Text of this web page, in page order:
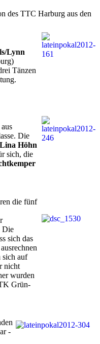
des TTC Harburg aus den
Lynn
Tänzen
aus
Die
Höhn
sich, die
die fünf
Die
sich das
sich auf
nicht
wurden
Grün-
-